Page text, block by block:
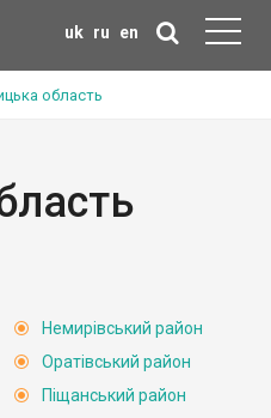
uk ru en
область
Немирівський район
Оратівський район
Піщанський район